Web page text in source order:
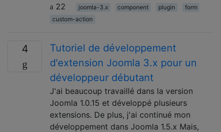
22
joomla-3.x component plugin
form
custom-action
4
Tutoriel de développement
d'extension Joomla 3.x pour un
développeur débutant
J'ai beaucoup travaillé dans la version
Joomla 1.0.15 et développé plusieurs
extensions. De plus, j'ai continué mon
développement dans Joomla 1.5.x Mais,